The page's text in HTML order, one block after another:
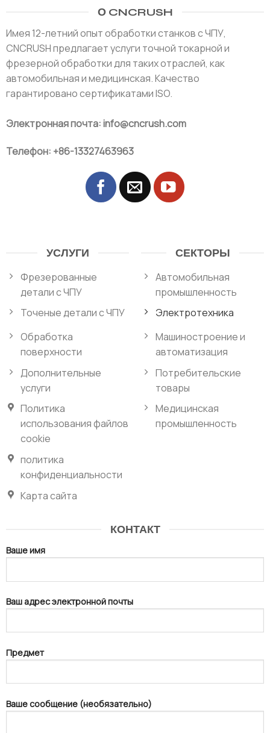
О CNCRUSH
Имея 12-летний опыт обработки станков с ЧПУ,
CNCRUSH предлагает услуги точной токарной и
фрезерной обработки для таких отраслей, как
автомобильная и медицинская. Качество
гарантировано сертификатами ISO.
Электронная почта: info@cncrush.com
Телефон: +86-13327463963
УСЛУГИ
Фрезерованные
детали с ЧПУ
Точеные детали с ЧПУ
Обработка
поверхности
Дополнительные
услуги
Политика
использования файлов
cookie
политика
конфиденциальности
Карта сайта
СЕКТОРЫ
Автомобильная
промышленность
Электротехника
Машиностроение и
автоматизация
Потребительские
товары
Медицинская
промышленность
КОНТАКТ
Ваше имя
Ваш адрес электронной почты
Предмет
Ваше сообщение (необязательно)